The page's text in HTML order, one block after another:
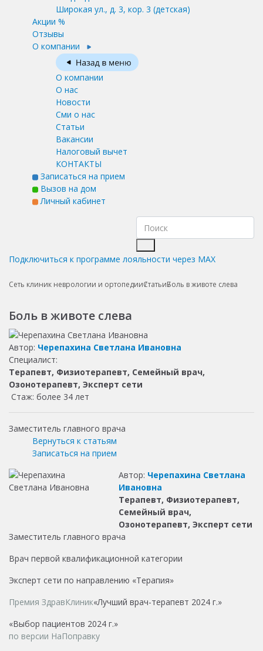
Широкая ул., д. 3, кор. 3 (детская)
Акции %
Отзывы
О компании
О компании
О нас
Новости
Сми о нас
Статьи
Вакансии
Налоговый вычет
КОНТАКТЫ
Записаться на прием
Вызов на дом
Личный кабинет
Подключиться к программе лояльности через MAX
Сеть клиник неврологии и ортопедииСтатьиБоль в животе слева
Боль в животе слева
Автор: Черепахина Светлана Ивановна
Специалист:
Терапевт, Физиотерапевт, Семейный врач,
Озонотерапевт, Эксперт сети
Стаж: более 34 лет
Заместитель главного врача
Вернуться к статьям
Записаться на прием
Автор: Черепахина Светлана
Ивановна
Терапевт, Физиотерапевт,
Семейный врач,
Озонотерапевт, Эксперт сети
Заместитель главного врача
Врач первой квалификационной категории
Эксперт сети по направлению «Терапия»
Премия ЗдравКлиник«Лучший врач-терапевт 2024 г.»
«Выбор пациентов 2024 г.»
по версии НаПоправку